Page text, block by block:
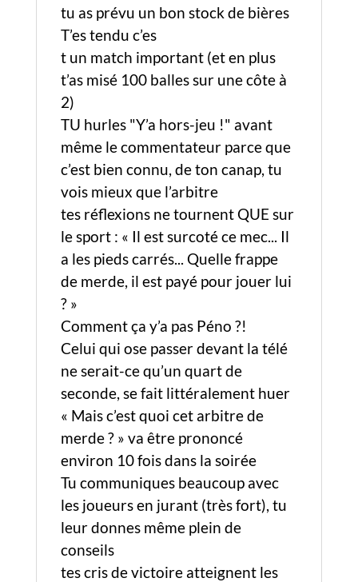
tu as prévu un bon stock de bières
T’es tendu c’es
t un match important (et en plus
t’as misé 100 balles sur une côte à
2)
TU hurles "Y’a hors-jeu !" avant
même le commentateur parce que
c’est bien connu, de ton canap, tu
vois mieux que l’arbitre
tes réflexions ne tournent QUE sur
le sport : « Il est surcoté ce mec... Il
a les pieds carrés... Quelle frappe
de merde, il est payé pour jouer lui
? »
Comment ça y’a pas Péno ?!
Celui qui ose passer devant la télé
ne serait-ce qu’un quart de
seconde, se fait littéralement huer
« Mais c’est quoi cet arbitre de
merde ? » va être prononcé
environ 10 fois dans la soirée
Tu communiques beaucoup avec
les joueurs en jurant (très fort), tu
leur donnes même plein de
conseils
tes cris de victoire atteignent les